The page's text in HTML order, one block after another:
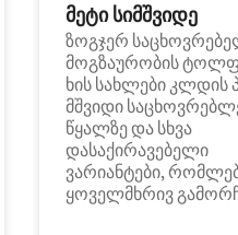
მეტი სიმშვიდე
ზოგჯერ
მოგზაურობის
ხის სახლები კლდის
მშვიდი
წყალზე და სხვა
დასაქირავებელი
ვარიანტები,
ყოველმხრივ